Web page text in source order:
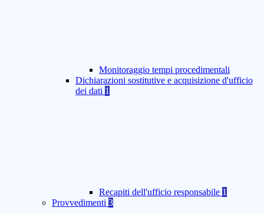
Monitoraggio tempi procedimentali
Dichiarazioni sostitutive e acquisizione d'ufficio
dei dati 1
Recapiti dell'ufficio responsabile 1
Provvedimenti 3